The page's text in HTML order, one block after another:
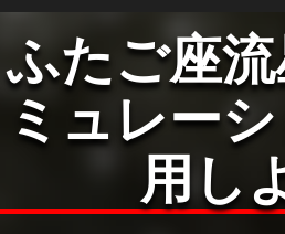
ふたご座
ミュレー
用し